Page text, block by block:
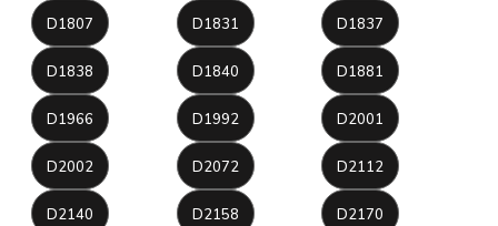
D1807 D1831 D1837
D1838 D1840 D1881
D1966 D1992 D2001
D2002 D2072 D2112
D2140 D2158 D2170